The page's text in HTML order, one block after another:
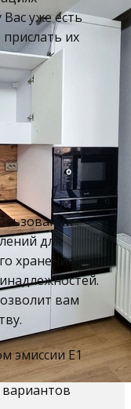
уже есть
их
–
для
хранения
вам
эмиссии Е1